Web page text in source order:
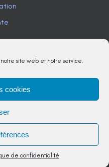
notre site web et notre service.
cookies
de confidentialité